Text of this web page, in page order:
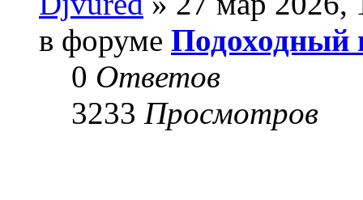
в форуме Подоходный
0 Ответов
3233 Просмотров